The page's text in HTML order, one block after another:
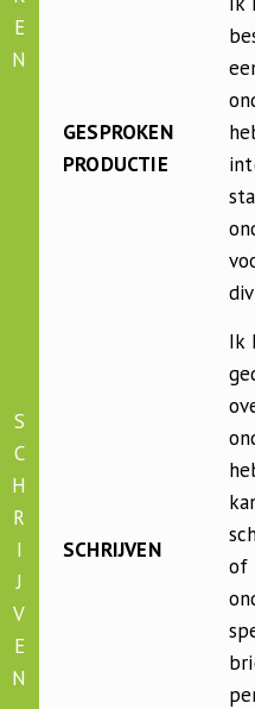
E
N
GESPROKEN
PRODUCTIE
S
C
H
R
I
J
V
E
N
SCHRIJVEN
Ik
of